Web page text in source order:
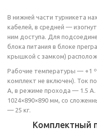
В нижней части турникета
кабелей, в средней —
ним доступа. Для
блока питания в блоке
крышкой с замком)
Рабочие температуры — +1
комплект не включен). Ток
А, в режиме прохода — 1.5
1024×890×890 мм, со
— 25 кг.
Комплектный